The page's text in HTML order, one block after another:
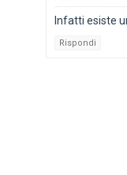
Infatti esiste
Rispondi